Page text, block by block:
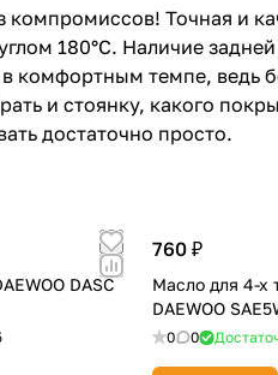
Точная и
180°C. Наличие
комфортным темпе, ведь
и стоянку, какого
достаточно просто.
DASC
760 ₽
Масло для 4-х
DAEWOO
0 0
раз в 2 недели